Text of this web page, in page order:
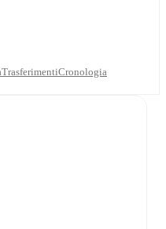
TrasferimentiCronologia